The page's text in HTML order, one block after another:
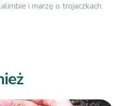
i marzę o trojaczkach.